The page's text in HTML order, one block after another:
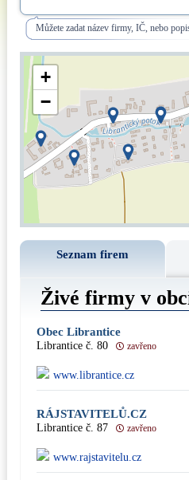
Můžete zadat název firmy, IČ, nebo
+
−
Seznam firem
Živé firmy v
Obec Librantice
Librantice č. 80 zavřeno
www.librantice.cz
RÁJSTAVITELŮ.CZ
Librantice č. 87 zavřeno
www.rajstavitelu.cz